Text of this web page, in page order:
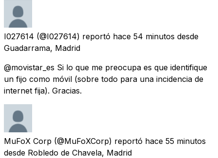
I027614 (@I027614) reportó hace 54 minutos desde
Guadarrama, Madrid
@movistar_es Si lo que me preocupa es que identifique
un fijo como móvil (sobre todo para una incidencia de
internet fija). Gracias.
MuFoX Corp (@MuFoXCorp) reportó hace 55 minutos
desde Robledo de Chavela, Madrid